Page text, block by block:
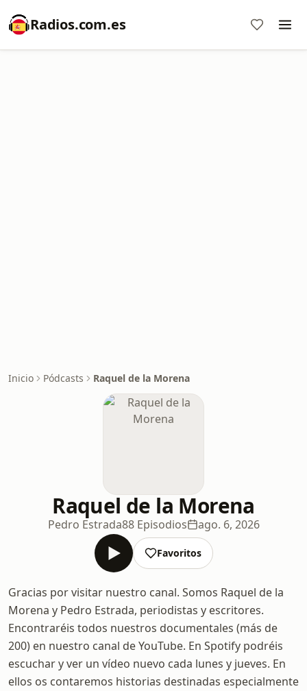
Radios.com.es
Inicio Pódcasts Raquel de la Morena
Raquel de la Morena
Pedro Estrada88 Episodios ago. 6, 2026
Favoritos
Gracias por visitar nuestro canal. Somos Raquel de la
Morena y Pedro Estrada, periodistas y escritores.
Encontraréis todos nuestros documentales (más de
200) en nuestro canal de YouTube. En Spotify podréis
escuchar y ver un vídeo nuevo cada lunes y jueves. En
ellos os contaremos historias destinadas especialmente